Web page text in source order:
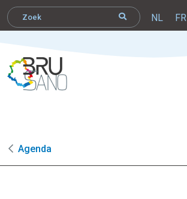
NL FR
Agenda